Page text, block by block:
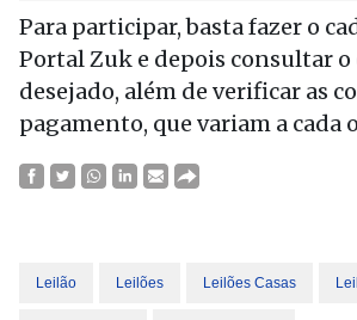
Para participar, basta fazer o
Portal Zuk e depois consultar
desejado, além de verificar as
pagamento, que variam a cada
Leilão Leilões Leilões Casas